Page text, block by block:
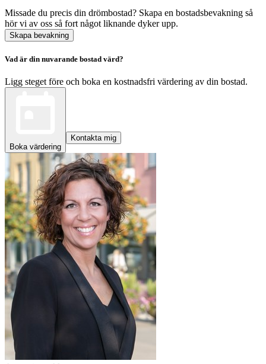
Missade du precis din drömbostad? Skapa en bostadsbevakning så
hör vi av oss så fort något liknande dyker upp.
Skapa bevakning
Vad är din nuvarande bostad värd?
Ligg steget före och boka en kostnadsfri värdering av din bostad.
Boka värdering
Kontakta mig